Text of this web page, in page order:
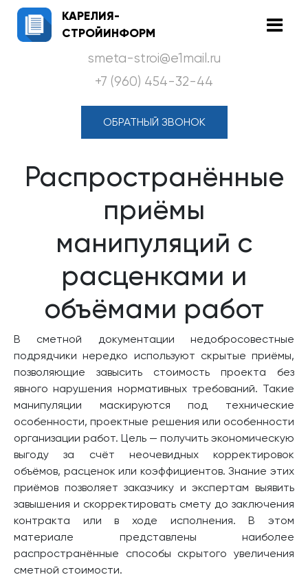
КАРЕЛИЯ-
СТРОЙИНФОРМ
smeta-stroi@e1mail.ru
+7 (960) 454-32-44
ОБРАТНЫЙ ЗВОНОК
Распространённые
приёмы
манипуляций с
расценками и
объёмами работ
В сметной документации недобросовестные
подрядчики нередко используют скрытые приёмы,
позволяющие завысить стоимость проекта без
явного нарушения нормативных требований. Такие
манипуляции маскируются под технические
особенности, проектные решения или особенности
организации работ. Цель — получить экономическую
выгоду за счёт неочевидных корректировок
объёмов, расценок или коэффициентов. Знание этих
приёмов позволяет заказчику и экспертам выявить
завышения и скорректировать смету до заключения
контракта или в ходе исполнения. В этом
материале представлены наиболее
распространённые способы скрытого увеличения
сметной стоимости.